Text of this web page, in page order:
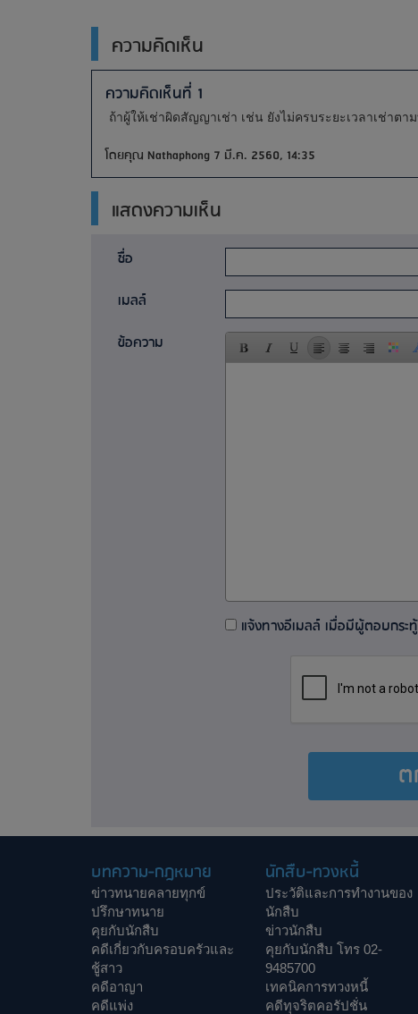
ความคิดเห็น
ความคิดเห็นที่ 1
ถ้าผู้ให้เช่าผิดสัญญาเช่า เช่น ยังไม่ครบระยะเวลาเช่าต
โดยคุณ Nathaphong 7 มี.ค. 2560, 14:35
แสดงความเห็น
ชื่อ
เมลล์
ข้อความ
แจ้งทางอีเมลล์ เมื่อมีผู้ตอบกระ
บทความ-กฎหมาย
ข่าวทนายคลายทุกข์
ปรึกษาทนาย
คุยกับนักสืบ
คดีเกี่ยวกับครอบครัวและ
ชู้สาว
คดีอาญา
คดีแพ่ง
นักสืบ-ทวงหนี้
ประวัติและการทำงานของ
นักสืบ
ข่าวนักสืบ
คุยกับนักสืบ โทร 02-
9485700
เทคนิคการทวงหนี้
คดีทุจริตคอรัปชั่น